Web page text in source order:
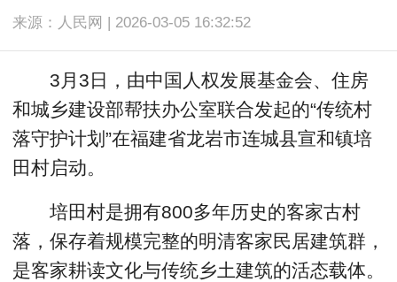
自媒体 智库专家 大国交通 强企日记
乡村振兴 一带一路 环境保护 大有专区
学术论文
来源：人民网 | 2026-03-05 16:32:52
3月3日，由中国人权发展基金会、住房
和城乡建设部帮扶办公室联合发起的“传统村
落守护计划”在福建省龙岩市连城县宣和镇培
田村启动。
培田村是拥有800多年历史的客家古村
落，保存着规模完整的明清客家民居建筑群，
是客家耕读文化与传统乡土建筑的活态载体。